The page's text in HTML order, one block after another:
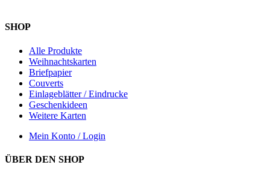
SHOP
Alle Produkte
Weihnachtskarten
Briefpapier
Couverts
Einlageblätter / Eindrucke
Geschenkideen
Weitere Karten
Mein Konto / Login
ÜBER DEN SHOP